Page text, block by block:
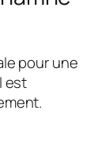
pour une
est